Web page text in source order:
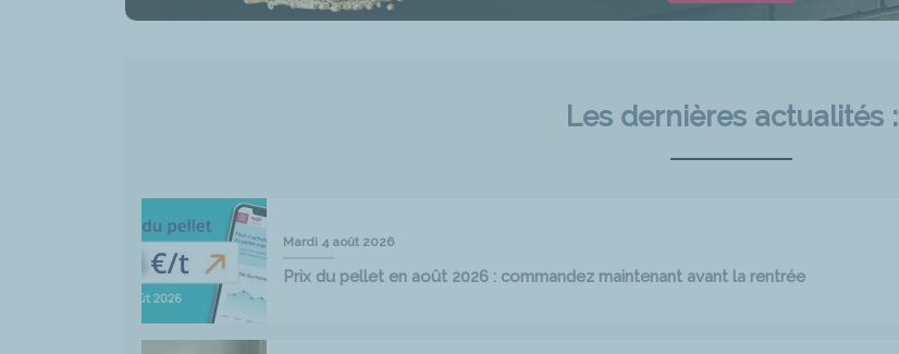
Les dernières actualités :
Mardi 4 août 2026
Prix du pellet en août 2026 : commandez maintenant avant la rentrée